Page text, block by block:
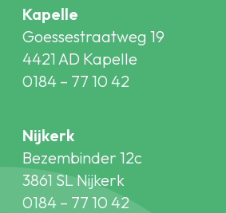
Kapelle
Goessestraatweg 19
4421 AD Kapelle
0184 – 77 10 42
Nijkerk
Bezembinder 12c
3861 SL Nijkerk
0184 – 77 10 42